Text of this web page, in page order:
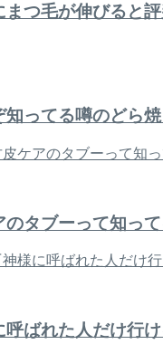
まつ毛が伸びると
知ってる噂のどら
のタブーって知っ
呼ばれた人だけ行